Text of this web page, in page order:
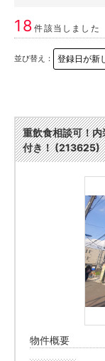
18件該当しました
並び替え：
重飲食相談可！
付き！ (213625)
物件概要